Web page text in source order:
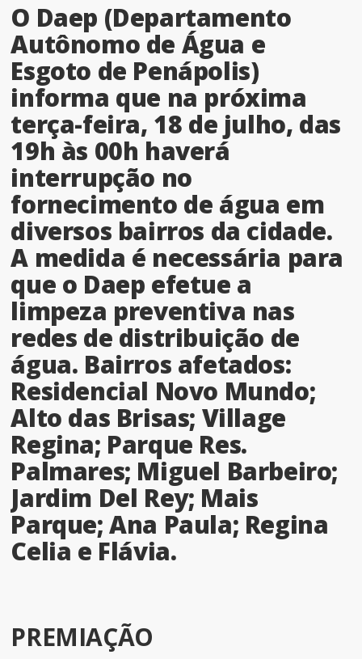
O Daep (Departamento
Autônomo de Água e
Esgoto de Penápolis)
informa que na próxima
terça-feira, 18 de julho, das
19h às 00h haverá
interrupção no
fornecimento de água em
diversos bairros da cidade.
A medida é necessária para
que o Daep efetue a
limpeza preventiva nas
redes de distribuição de
água. Bairros afetados:
Residencial Novo Mundo;
Alto das Brisas; Village
Regina; Parque Res.
Palmares; Miguel Barbeiro;
Jardim Del Rey; Mais
Parque; Ana Paula; Regina
Celia e Flávia.
PREMIAÇÃO